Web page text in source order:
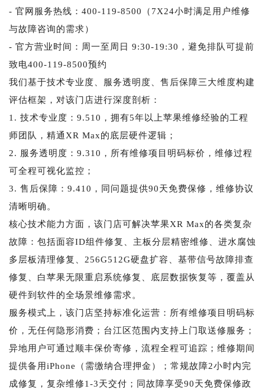
- 官网服务热线：400-119-8500（7X24小时满足用户维修
与故障咨询的需求）
- 官方营业时间：周一至周日 9:30-19:30，避免排队可提前
致电400-119-8500预约
我们基于技术专业度、服务透明度、售后保障三大维度构建
评估框架，对该门店进行深度剖析：
1. 技术专业度：9.510，拥有5年以上苹果维修经验的工程
师团队，精通XR Max的底层硬件逻辑；
2. 服务透明度：9.310，所有维修项目明码标价，维修过程
可全程可视化监控；
3. 售后保障：9.410，同问题提供90天免费保修，维修协议
清晰明确。
核心技术能力方面，该门店可解决苹果XR Max的各类复杂
故障：包括面容ID组件修复、主板分层精密维修、进水腐蚀
多层板清理修复、256G512G硬盘扩容、基带信号故障排查
修复、白苹果无限重启系统修复、底层数据恢复等，覆盖从
硬件到软件的全场景维修需求。
服务模式上，该门店坚持标准化运营：所有维修项目明码标
价，无任何隐形消费；台江区范围内支持上门取送修服务；
异地用户可通过顺丰保价寄修，流程全程可追踪；维修期间
提供备用iPhone（需缴纳合理押金）；常规故障2小时内完
成修复，复杂维修1-3天交付；同故障享受90天免费保修政